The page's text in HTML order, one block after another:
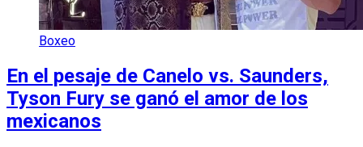
Boxeo
En el pesaje de Canelo vs. Saunders,
Tyson Fury se ganó el amor de los
mexicanos